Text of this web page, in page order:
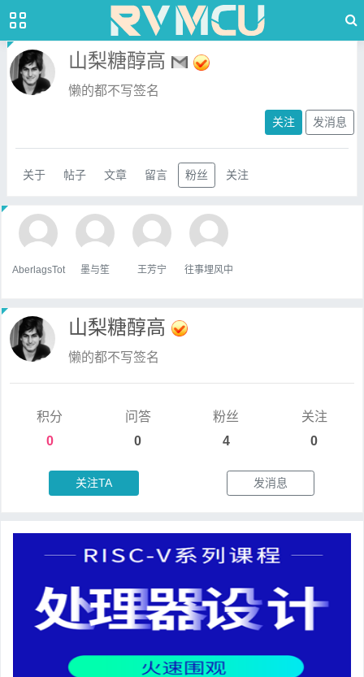
山梨糖醇高
懒的都不写签名
关注 发消息
关于 帖子 文章 留言 粉丝 关注
AberlagsTot 墨与笙 王芳宁 往事埋风中
山梨糖醇高
懒的都不写签名
积分
0
问答
0
粉丝
4
关注
0
关注TA 发消息